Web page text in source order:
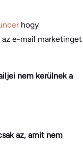
hogy
az e-mail marketinget
nem kerülnek a
az, amit nem